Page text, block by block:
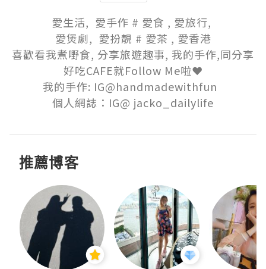
愛生活,  愛手作 # 愛食 , 愛旅行,
愛煲劇,  愛扮靚 # 愛茶 , 愛香港
喜歡看我煮嘢食, 分享旅遊趣事, 我的手作,同分享
好吃CAFE就Follow Me啦❤️
我的手作: IG@handmadewithfun
個人網誌：IG@ jacko_dailylife
推薦博客